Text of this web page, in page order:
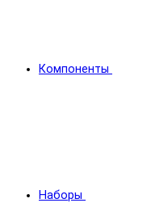
Компоненты
Наборы